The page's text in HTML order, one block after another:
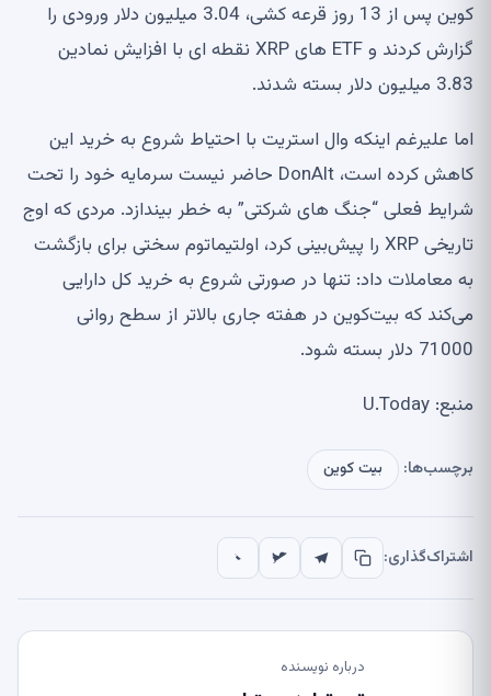
کوین پس از 13 روز قرعه کشی، 3.04 میلیون دلار ورودی را
گزارش کردند و ETF های XRP نقطه ای با افزایش نمادین
3.83 میلیون دلار بسته شدند.
اما علیرغم اینکه وال استریت با احتیاط شروع به خرید این
کاهش کرده است، DonAlt حاضر نیست سرمایه خود را تحت
شرایط فعلی “جنگ های شرکتی” به خطر بیندازد. مردی که اوج
تاریخی XRP را پیش‌بینی کرد، اولتیماتوم سختی برای بازگشت
به معاملات داد: تنها در صورتی شروع به خرید کل دارایی
می‌کند که بیت‌کوین در هفته جاری بالاتر از سطح روانی
71000 دلار بسته شود.
منبع: U.Today
برچسب‌ها: بیت کوین
اشتراک‌گذاری:
درباره نویسنده